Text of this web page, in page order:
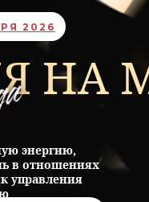
НА
энергию,
в отношениях
управления
2026